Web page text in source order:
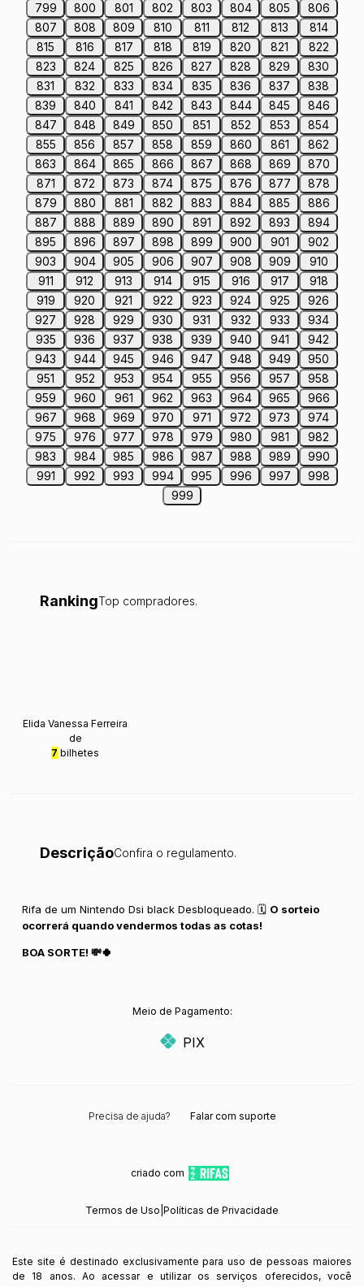
799
800 801 802 803 804 805
806
807
808 809 810 811 812 813
814
815
816 817 818 819 820 821
822
823
824 825 826 827 828 829
830
831
832 833 834 835 836 837
838
839
840 841 842 843 844 845
846
847
848 849 850 851 852 853
854
855
856 857 858 859 860 861
862
863
864 865 866 867 868 869
870
871
872 873 874 875 876 877
878
879
880 881 882 883 884 885
886
887
888 889 890 891 892 893
894
895
896 897 898 899 900 901
902
903
904 905 906 907 908 909
910
911
912 913 914 915 916 917
918
919
920 921 922 923 924 925
926
927
928 929 930 931 932 933
934
935
936 937 938 939 940 941
942
943
944 945 946 947 948 949
950
951
952 953 954 955 956 957
958
959
960 961 962 963 964 965
966
967
968 969 970 971 972 973
974
975
976 977 978 979 980 981
982
983
984 985 986 987 988 989
990
991
992 993 994 995 996 997
998
999
RankingTop compradores.
Elida Vanessa Ferreira
de
7 bilhetes
DescriçãoConfira o regulamento.
Rifa de um Nintendo Dsi black Desbloqueado. 🗓️ O sorteio
ocorrerá quando vendermos todas as cotas!
BOA SORTE! 💸🍀
Meio de Pagamento:
PIX
Precisa de ajuda? Falar com suporte
criado com
Termos de Uso Políticas de Privacidade
Este site é destinado exclusivamente para uso de pessoas maiores
de 18 anos. Ao acessar e utilizar os serviços oferecidos, você